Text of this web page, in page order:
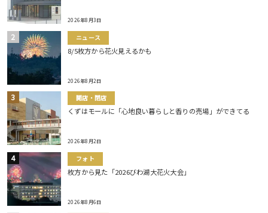
2026年8月3日
ニュース
8/5枚方から花火見えるかも
2026年8月2日
開店・閉店
くずはモールに「心地良い暮らしと香りの売場」ができてる
2026年8月2日
フォト
枚方から見た「2026びわ湖大花火大会」
2026年8月6日